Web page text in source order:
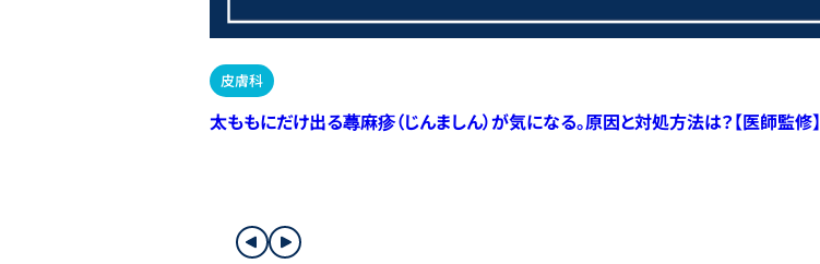
皮膚科
太ももにだけ出る蕁麻疹（じんましん）が気になる。原因と対処方法は？【医師監修】